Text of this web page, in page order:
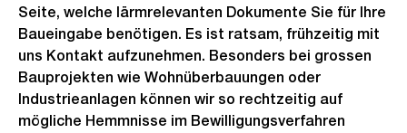
Seite, welche lärmrelevanten Dokumente Sie für Ihre
Baueingabe benötigen. Es ist ratsam, frühzeitig mit
uns Kontakt aufzunehmen. Besonders bei grossen
Bauprojekten wie Wohnüberbauungen oder
Industrieanlagen können wir so rechtzeitig auf
mögliche Hemmnisse im Bewilligungsverfahren